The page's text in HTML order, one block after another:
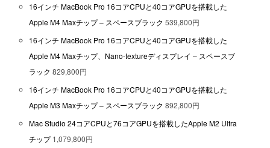
16インチ MacBook Pro 16コアCPUと40コアGPUを搭載した
Apple M4 Maxチップ – スペースブラック 539,800円
16インチ MacBook Pro 16コアCPUと40コアGPUを搭載した
Apple M4 Maxチップ、Nano-textureディスプレイ – スペースブ
ラック 829,800円
16インチ MacBook Pro 16コアCPUと40コアGPUを搭載した
Apple M3 Maxチップ – スペースブラック 892,800円
Mac Studio 24コアCPUと76コアGPUを搭載したApple M2 Ultra
チップ1,079,800円